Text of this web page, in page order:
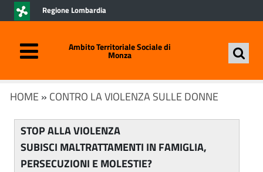
Regione Lombardia
Ambito Territoriale Sociale di
Monza
HOME » CONTRO LA VIOLENZA SULLE DONNE
STOP ALLA VIOLENZA
SUBISCI MALTRATTAMENTI IN FAMIGLIA,
PERSECUZIONI E MOLESTIE?